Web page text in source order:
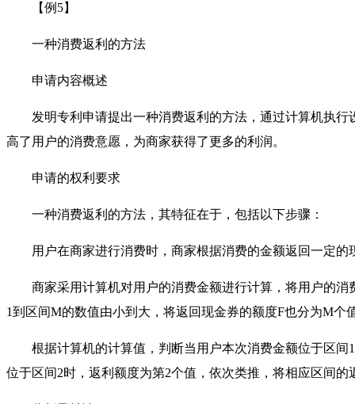
【例5】
一种消费返利的方法
申请内容概述
发明专利申请提出一种消费返利的方法，通过计算机执行
高了用户的消费意愿，为商家获得了更多的利润。
申请的权利要求
一种消费返利的方法，其特征在于，包括以下步骤：
用户在商家进行消费时，商家根据消费的金额返回一定的
商家采用计算机对用户的消费金额进行计算，将用户的消
1到区间M的数值由小到大，将返回现金券的额度F也分为M个
根据计算机的计算值，判断当用户本次消费金额位于区间
位于区间2时，返利额度为第2个值，依次类推，将相应区间的